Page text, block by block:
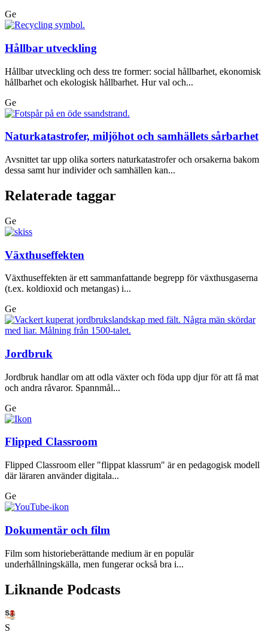
Ge
Hållbar utveckling
Hållbar utveckling och dess tre former: social hållbarhet, ekonomisk
hållbarhet och ekologisk hållbarhet. Hur val och...
Ge
Naturkatastrofer, miljöhot och samhällets sårbarhet
Avsnittet tar upp olika sorters naturkatastrofer och orsakerna bakom
dessa samt hur individer och samhällen kan...
Relaterade taggar
Ge
Växthuseffekten
Växthuseffekten är ett sammanfattande begrepp för växthusgaserna
(t.ex. koldioxid och metangas) i...
Ge
Jordbruk
Jordbruk handlar om att odla växter och föda upp djur för att få mat
och andra råvaror. Spannmål...
Ge
Flipped Classroom
Flipped Classroom eller "flippat klassrum" är en pedagogisk modell
där läraren använder digitala...
Ge
Dokumentär och film
Film som historieberättande medium är en populär
underhållningskälla, men fungerar också bra i...
Liknande Podcasts
S